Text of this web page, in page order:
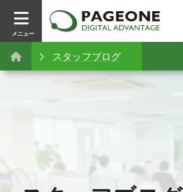
メニュー
スタッフブログ